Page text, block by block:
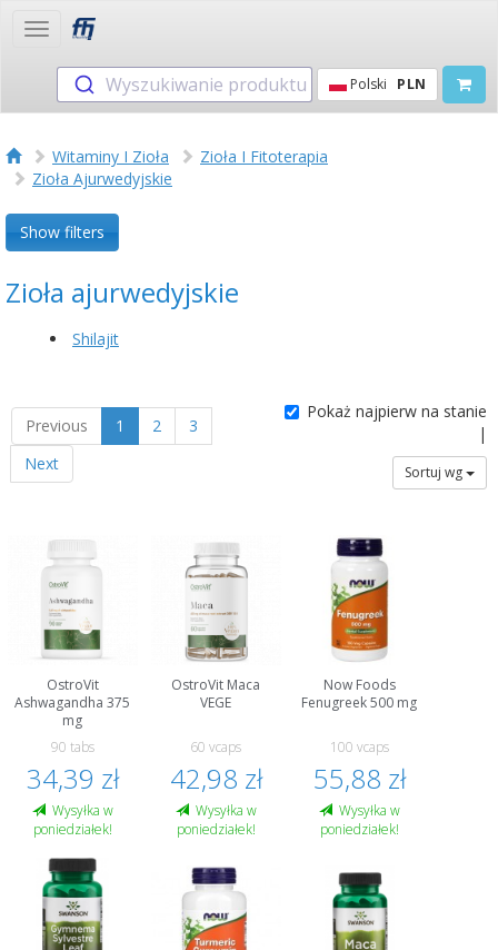
Toggle
Wyszukiwanie produktu Polski PLN
Witaminy I Zioła
Zioła I Fitoterapia
Zioła Ajurwedyjskie
Show filters
Zioła ajurwedyjskie
Shilajit
Previous 1 2
3
Next
Pokaż najpierw na stanie
|
Sortuj wg
OstroVit
Ashwagandha 375
mg
90 tabs
34,39 zł
Wysyłka w
poniedziałek!
OstroVit Maca
VEGE
60 vcaps
42,98 zł
Wysyłka w
poniedziałek!
Now Foods
Fenugreek 500 mg
100 vcaps
55,88 zł
Wysyłka w
poniedziałek!